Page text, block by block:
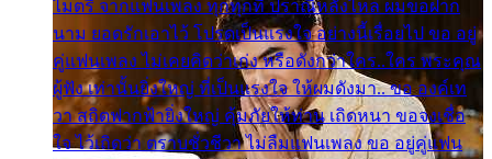
ไมตรี จากแฟนเพลง ทุกทุกที่ ปราณีหลั่งไหล ผมขอฝาก
นาม ยอดรักเอาไว้ โปรดเป็นแรงใจ อย่างนี้เรื่อยไป ขอ อยู่
คู่แฟนเพลง ไม่เคยคิดว่าเก่ง หรือดังกว่าใคร..ใคร พระคุณ
ผู้ฟัง เท่านั้นยิ่งใหญ่ ที่เป็นแรงใจ ให้ผมดังมา.. ขอ องค์เท
วา สถิตฟากฟ้ายิ่งใหญ่ คุ้มภัยให้ท่าน เถิดหนา ขอจงเชื่อ
ใจ ไว้เถิดว่า ตราบชั่วชีวา ไม่ลืมแฟนเพลง ขอ อยู่คู่แฟน